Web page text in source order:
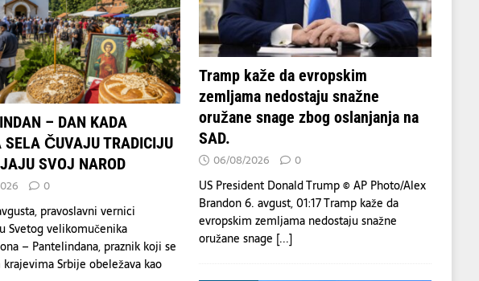
– DAN KADA
SELA ČUVAJU TRADICIJU
SVOJ NAROD
0
pravoslavni vernici
Svetog velikomučenika
– Pantelindana, praznik koji se
Srbije obeležava kao
Tramp kaže da evropskim
zemljama nedostaju snažne
oružane snage zbog oslanjanja na
SAD.
06/08/2026 0
US President Donald Trump © AP Photo/Alex
Brandon 6. avgust, 01:17 Tramp kaže da
evropskim zemljama nedostaju snažne
oružane snage [...]